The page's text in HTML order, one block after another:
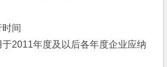
间
年度及以后各年度企业应纳